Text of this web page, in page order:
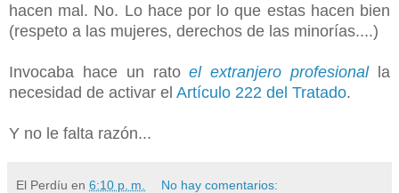
hacen mal. No. Lo hace por lo que estas hacen bien
(respeto a las mujeres, derechos de las minorías....)
Invocaba hace un ratoel extranjero profesionalla
necesidad de activar el Artículo 222 del Tratado.
Y no le falta razón...
El Perdíu en 6:10 p. m. No hay comentarios: